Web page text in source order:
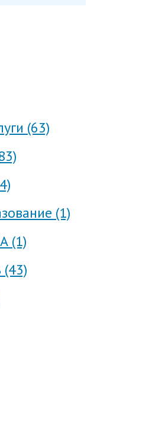
(63)
(1)
(1)
(43)